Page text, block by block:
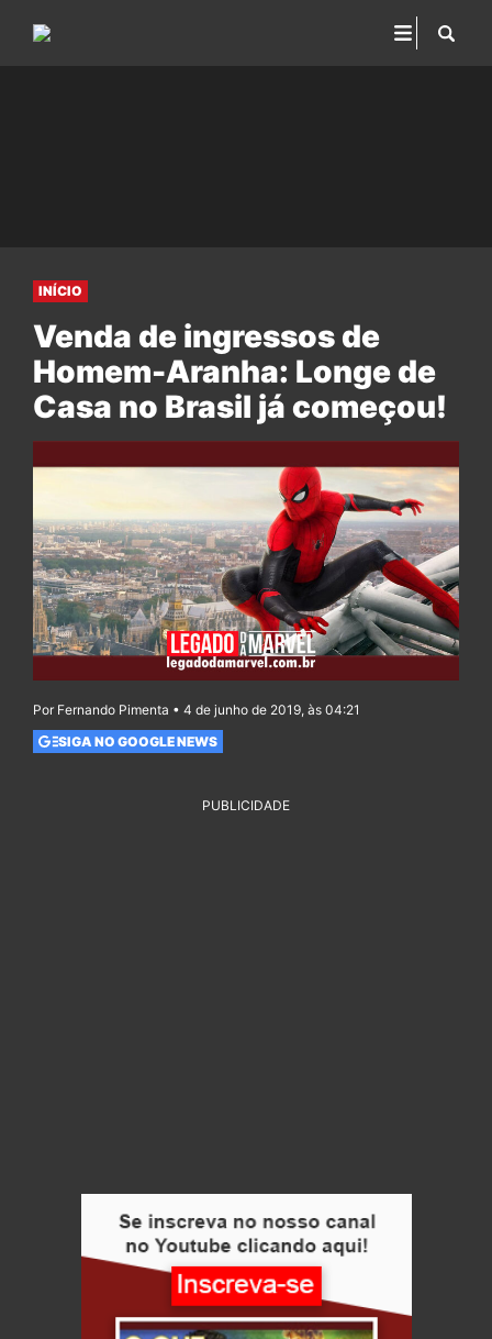
INÍCIO
Venda de ingressos de
Homem-Aranha: Longe de
Casa no Brasil já começou!
Por Fernando Pimenta • 4 de junho de 2019, às 04:21
SIGA NO GOOGLE NEWS
PUBLICIDADE